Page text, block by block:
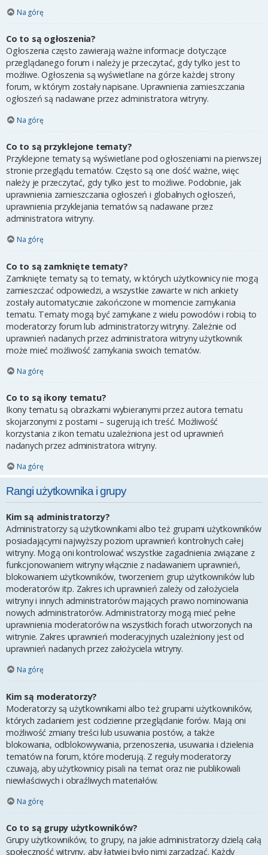
Na górę
Co to są ogłoszenia?
Ogłoszenia często zawierają ważne informacje dotyczące
przeglądanego forum i należy je przeczytać, gdy tylko jest to
możliwe. Ogłoszenia są wyświetlane na górze każdej strony
forum, w którym zostały napisane. Uprawnienia zamieszczania
ogłoszeń są nadawane przez administratora witryny.
Na górę
Co to są przyklejone tematy?
Przyklejone tematy są wyświetlane pod ogłoszeniami na pierwszej
stronie przeglądu tematów. Często są one dość ważne, więc
należy je przeczytać, gdy tylko jest to możliwe. Podobnie, jak
uprawnienia zamieszczania ogłoszeń i globalnych ogłoszeń,
uprawnienia przyklejania tematów są nadawane przez
administratora witryny.
Na górę
Co to są zamknięte tematy?
Zamknięte tematy są to tematy, w których użytkownicy nie mogą
zamieszczać odpowiedzi, a wszystkie zawarte w nich ankiety
zostały automatycznie zakończone w momencie zamykania
tematu. Tematy mogą być zamykane z wielu powodów i robią to
moderatorzy forum lub administratorzy witryny. Zależnie od
uprawnień nadanych przez administratora witryny użytkownik
może mieć możliwość zamykania swoich tematów.
Na górę
Co to są ikony tematu?
Ikony tematu są obrazkami wybieranymi przez autora tematu
skojarzonymi z postami – sugerują ich treść. Możliwość
korzystania z ikon tematu uzależniona jest od uprawnień
nadanych przez administratora witryny.
Na górę
Rangi użytkownika i grupy
Kim są administratorzy?
Administratorzy są użytkownikami albo też grupami użytkowników
posiadającymi najwyższy poziom uprawnień kontrolnych całej
witryny. Mogą oni kontrolować wszystkie zagadnienia związane z
funkcjonowaniem witryny włącznie z nadawaniem uprawnień,
blokowaniem użytkowników, tworzeniem grup użytkowników lub
moderatorów itp. Zakres ich uprawnień zależy od założyciela
witryny i innych administratorów mających prawo nominowania
nowych administratorów. Administratorzy mogą mieć pełne
uprawnienia moderatorów na wszystkich forach utworzonych na
witrynie. Zakres uprawnień moderacyjnych uzależniony jest od
uprawnień nadanych przez założyciela witryny.
Na górę
Kim są moderatorzy?
Moderatorzy są użytkownikami albo też grupami użytkowników,
których zadaniem jest codzienne przeglądanie forów. Mają oni
możliwość zmiany treści lub usuwania postów, a także
blokowania, odblokowywania, przenoszenia, usuwania i dzielenia
tematów na forum, które moderują. Z reguły moderatorzy
czuwają, aby użytkownicy pisali na temat oraz nie publikowali
niewłaściwych i obraźliwych materiałów.
Na górę
Co to są grupy użytkowników?
Grupy użytkowników, to grupy, na jakie administratorzy dzielą całą
społeczność witryny, aby łatwiej było nimi zarządzać. Każdy